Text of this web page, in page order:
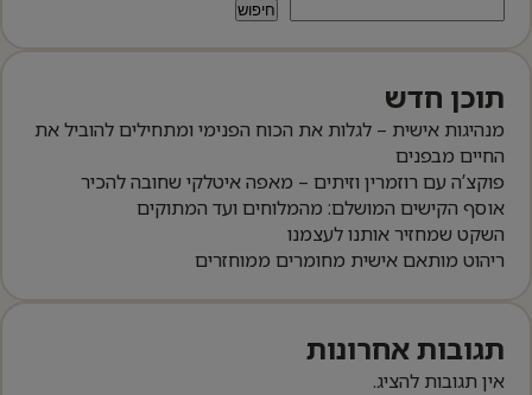
חיפוש
תוכן חדש
מנהיגות אישית – לגלות את הכוח הפנימי ומתחילים להוביל את
החיים מבפנים
פוקצ’ה עם רוזמרין וזיתים – מאפה איטלקי שחובה להכיר
אוסף הקישים המושלם: מהמלוחים ועד המתוקים
השקט שמחזיר אותנו לעצמנו
ריהוט מותאם אישית מחומרים ממוחזרים
תגובות אחרונות
אין תגובות להציג.